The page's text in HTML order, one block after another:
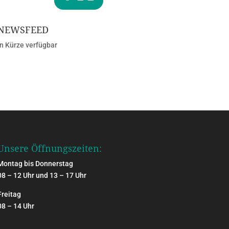
Kürze verfügbar
Öffnungszeiten:
bis Donnerstag
– 12 Uhr und 13 – 17 Uhr
– 14 Uhr